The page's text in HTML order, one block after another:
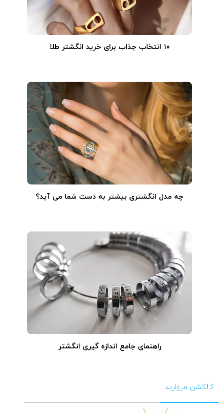
۱۰ انتخاب جذاب برای خرید انگشتر طلا
چه مدل انگشتری بیشتر به دست شما می آید؟
راهنمای جامع اندازه گیری انگشتر
کالکشن مروارید